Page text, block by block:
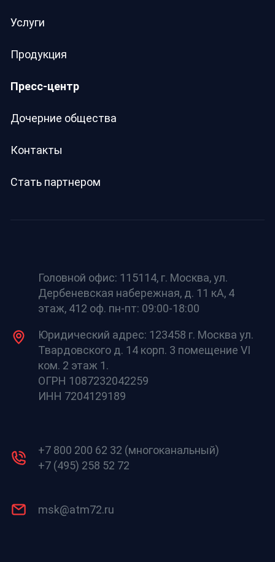
Услуги
Продукция
Пресс-центр
Дочерние общества
Контакты
Стать партнером
Головной офис: 115114, г. Москва, ул.
Дербеневская набережная, д. 11 кА, 4
этаж, 412 оф. пн-пт: 09:00-18:00
Юридический адрес: 123458 г. Москва ул.
Твардовского д. 14 корп. 3 помещение VI
ком. 2 этаж 1.
ОГРН 1087232042259
ИНН 7204129189
+7 800 200 62 32 (многоканальный)
+7 (495) 258 52 72
msk@atm72.ru